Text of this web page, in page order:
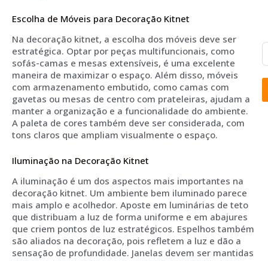
Escolha de Móveis para Decoração Kitnet
Na decoração kitnet, a escolha dos móveis deve ser
estratégica. Optar por peças multifuncionais, como
sofás-camas e mesas extensíveis, é uma excelente
maneira de maximizar o espaço. Além disso, móveis
com armazenamento embutido, como camas com
gavetas ou mesas de centro com prateleiras, ajudam a
manter a organização e a funcionalidade do ambiente.
A paleta de cores também deve ser considerada, com
tons claros que ampliam visualmente o espaço.
Iluminação na Decoração Kitnet
A iluminação é um dos aspectos mais importantes na
decoração kitnet. Um ambiente bem iluminado parece
mais amplo e acolhedor. Aposte em luminárias de teto
que distribuam a luz de forma uniforme e em abajures
que criem pontos de luz estratégicos. Espelhos também
são aliados na decoração, pois refletem a luz e dão a
sensação de profundidade. Janelas devem ser mantidas